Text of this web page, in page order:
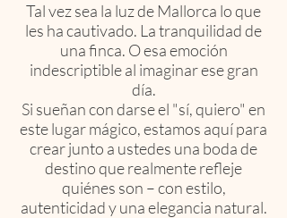
Tal vez sea la luz de Mallorca lo que
les ha cautivado. La tranquilidad de
una finca. O esa emoción
indescriptible al imaginar ese gran
día.
Si sueñan con darse el "sí, quiero" en
este lugar mágico, estamos aquí para
crear junto a ustedes una boda de
destino que realmente refleje
quiénes son – con estilo,
autenticidad y una elegancia natural.